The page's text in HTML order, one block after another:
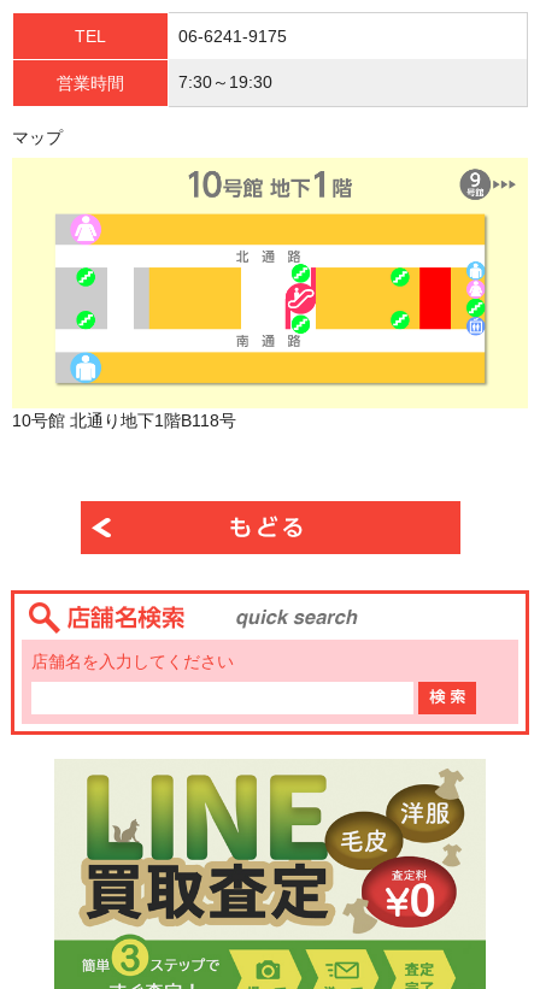
TEL 06-6241-9175
営業時間 7:30～19:30
マップ
10号館 北通り地下1階B118号
店舗名を入力してください